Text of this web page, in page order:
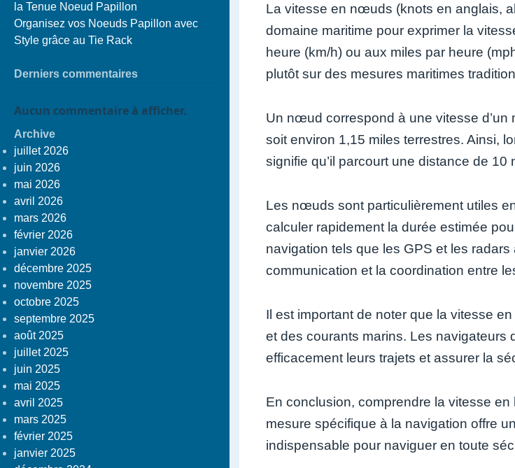
la Tenue Noeud Papillon
Organisez vos Noeuds Papillon avec
Style grâce au Tie Rack
Derniers commentaires
Aucun commentaire à afficher.
Archive
juillet 2026
juin 2026
mai 2026
avril 2026
mars 2026
février 2026
janvier 2026
décembre 2025
novembre 2025
octobre 2025
septembre 2025
août 2025
juillet 2025
juin 2025
mai 2025
avril 2025
mars 2025
février 2025
janvier 2025
La vitesse en nœuds (knots en anglais,
domaine maritime pour exprimer la
heure (km/h) ou aux miles par heure
plutôt sur des mesures maritimes
Un nœud correspond à une vitesse d’un
soit environ 1,15 miles terrestres. Ainsi,
signifie qu’il parcourt une distance de 10
Les nœuds sont particulièrement utiles
calculer rapidement la durée estimée
navigation tels que les GPS et les
communication et la coordination entre
Il est important de noter que la vitesse
et des courants marins. Les navigateurs
efficacement leurs trajets et assurer la
En conclusion, comprendre la vitesse
mesure spécifique à la navigation offre
indispensable pour naviguer en toute